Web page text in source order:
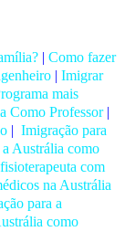
| Como fazer
| Imigrar
mais
Como Professor|
| Imigração para
Austrália como
com
na Austrália
para a
como